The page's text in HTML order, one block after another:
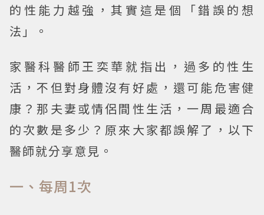
的性能力越強，其實這是個「錯誤的想
法」。
家醫科醫師王奕華就指出，過多的性生
活，不但對身體沒有好處，還可能危害健
康？那夫妻或情侶間性生活，一周最適合
的次數是多少？原來大家都誤解了，以下
醫師就分享意見。
一、每周1次